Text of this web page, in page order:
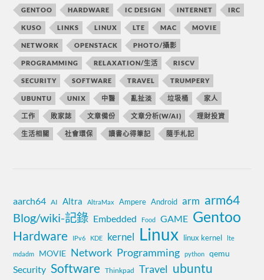
GENTOO HARDWARE IC DESIGN INTERNET IRC
KUSO LINKS LINUX LTE MAC MOVIE
NETWORK OPENSTACK PHOTO/攝影
PROGRAMMING RELAXATION/生活 RISCV
SECURITY SOFTWARE TRAVEL TRUMPERY
UBUNTU UNIX 中醫 亂扯淡 垃圾桶 家人
工作 敗家誌 文章備份 文章分析(W/AI) 理財投資
生活相關 社會環保 讀書心得筆記 隨手札記
aarch64 AI Altra AltraMax Ampere Android arm arm64
Blog/wiki-記錄 Embedded Food GAME Gentoo
Hardware IPv6 KDE kernel Linux linux kernel lte
mdadm MOVIE Network Programming python qemu
Security Software Thinkpad Travel ubuntu